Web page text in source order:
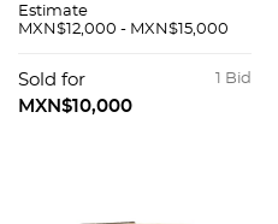
PERIÓDICO SOBRE
CIVIL Y LITERARIA.
MÉXICO, 1813. Tomo
Estimate
MXN$12,000 - MXN$15,000
1 Bid
Sold for
MXN$10,000